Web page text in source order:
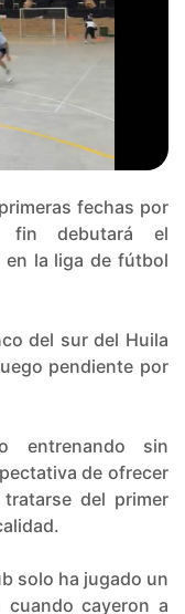
fechas por
fin debutará el
en la liga de fútbol
del sur del Huila
pendiente por
entrenando sin
de ofrecer
del primer
solo ha jugado un
cayeron a